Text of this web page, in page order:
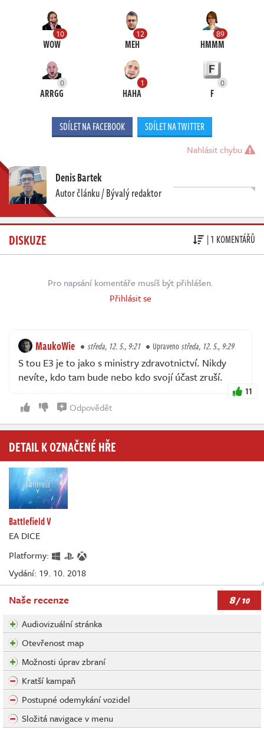
10
WOW
12
MEH
89
HMMM
0
ARRGG
1
HAHA
0
F
SDÍLET NA FACEBOOK SDÍLET NA TWITTER
Nahlásit chybu
Denis Bartek
Autor článku / Bývalý redaktor
DISKUZE | 1 KOMENTÁŘŮ
Pro napsání komentáře musíš být přihlášen.
Přihlásit se
MaukoWie středa, 12. 5., 9:21 Upravenostředa, 12. 5., 9:29
S tou E3 je to jako s ministry zdravotnictví. Nikdy
nevíte, kdo tam bude nebo kdo svojí účast zruší.
11
Odpovědět
DETAIL K OZNAČENÉ HŘE
Battlefield V
EA DICE
Platformy:
Vydání: 19. 10. 2018
Naše recenze 8/ 10
Audiovizuální stránka
Otevřenost map
Možnosti úprav zbraní
Kratší kampaň
Postupné odemykání vozidel
Složitá navigace v menu